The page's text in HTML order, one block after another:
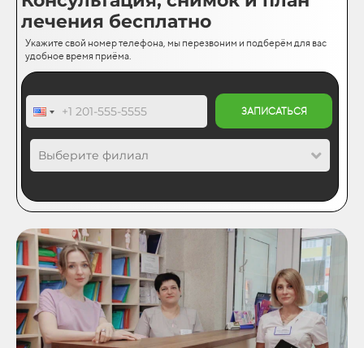
лечения бесплатно
Укажите свой номер телефона, мы перезвоним и подберём для вас
удобное время приёма.
ЗАПИСАТЬСЯ
Выберите филиал